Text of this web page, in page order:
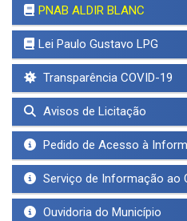
PNAB ALDIR BLANC
Lei Paulo Gustavo LPG
Transparência COVID-19
Avisos de Licitação
Pedido de Acesso à
Serviço de Informação ao
Ouvidoria do Município